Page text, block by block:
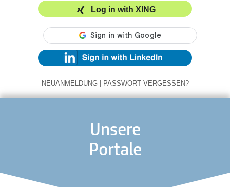
Log in with XING
NEUANMELDUNG | PASSWORT VERGESSEN?
Unsere
Portale